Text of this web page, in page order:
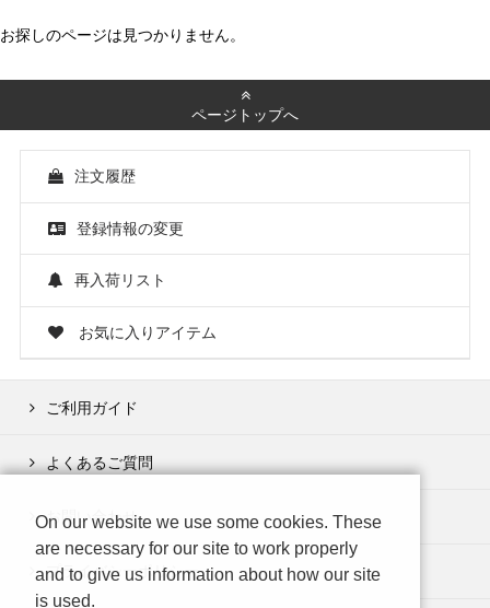
お探しのページは見つかりません。
ページトップへ
注文履歴
登録情報の変更
再入荷リスト
お気に入りアイテム
ご利用ガイド
よくあるご質問
お問い合わせ
プライバシーポリシー
On our website we use some cookies. These
are necessary for our site to work properly
and to give us information about how our site
is used.